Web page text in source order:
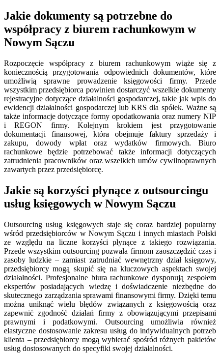
Jakie dokumenty są potrzebne do
współpracy z biurem rachunkowym w
Nowym Sączu
Rozpoczęcie współpracy z biurem rachunkowym wiąże się z
koniecznością przygotowania odpowiednich dokumentów, które
umożliwią sprawne prowadzenie księgowości firmy. Przede
wszystkim przedsiębiorca powinien dostarczyć wszelkie dokumenty
rejestracyjne dotyczące działalności gospodarczej, takie jak wpis do
ewidencji działalności gospodarczej lub KRS dla spółek. Ważne są
także informacje dotyczące formy opodatkowania oraz numery NIP
i REGON firmy. Kolejnym krokiem jest przygotowanie
dokumentacji finansowej, która obejmuje faktury sprzedaży i
zakupu, dowody wpłat oraz wydatków firmowych. Biuro
rachunkowe będzie potrzebować także informacji dotyczących
zatrudnienia pracowników oraz wszelkich umów cywilnoprawnych
zawartych przez przedsiębiorcę.
Jakie są korzyści płynące z outsourcingu
usług księgowych w Nowym Sączu
Outsourcing usług księgowych staje się coraz bardziej popularny
wśród przedsiębiorców w Nowym Sączu i innych miastach Polski
ze względu na liczne korzyści płynące z takiego rozwiązania.
Przede wszystkim outsourcing pozwala firmom zaoszczędzić czas i
zasoby ludzkie – zamiast zatrudniać wewnętrzny dział księgowy,
przedsiębiorcy mogą skupić się na kluczowych aspektach swojej
działalności. Profesjonalne biura rachunkowe dysponują zespołem
ekspertów posiadających wiedzę i doświadczenie niezbędne do
skutecznego zarządzania sprawami finansowymi firmy. Dzięki temu
można uniknąć wielu błędów związanych z księgowością oraz
zapewnić zgodność działań firmy z obowiązującymi przepisami
prawnymi i podatkowymi. Outsourcing umożliwia również
elastyczne dostosowanie zakresu usług do indywidualnych potrzeb
klienta – przedsiębiorcy mogą wybierać spośród różnych pakietów
usług dostosowanych do specyfiki swojej działalności.